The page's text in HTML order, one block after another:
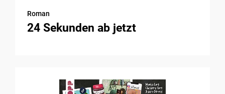
Roman
24 Sekunden ab jetzt